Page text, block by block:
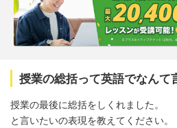
授業の総括って英語でなんて
授業の最後に総括をしくれました。
と言いたいの表現を教えてください。